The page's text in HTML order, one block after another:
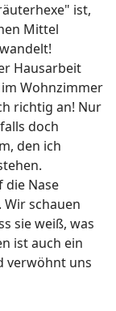
ist,
Mittel
Hausarbeit
Wohnzimmer
richtig an! Nur
doch
den ich
die Nase
schauen
sie weiß, was
ist auch ein
verwöhnt uns